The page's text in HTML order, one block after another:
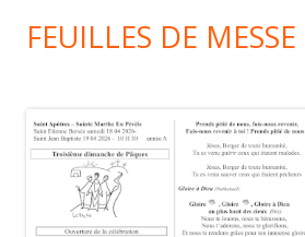
FEUILLES DE MESSE